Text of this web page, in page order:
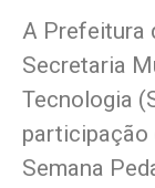
A Prefeitura
Secretaria
Tecnologia
participação
Semana